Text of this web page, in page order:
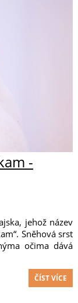
-
jehož název
Sněhová srst
očima dává
ČÍST VÍCE